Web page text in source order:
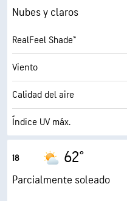
Humedad
Punto de rocío
AccuLumen Brightness Index™
Nubosidad
Visibilidad
Nubes y claros
RealFeel Shade™
Viento
Calidad del aire
Índice UV máx.
Humedad
18 62°
Parcialmente soleado